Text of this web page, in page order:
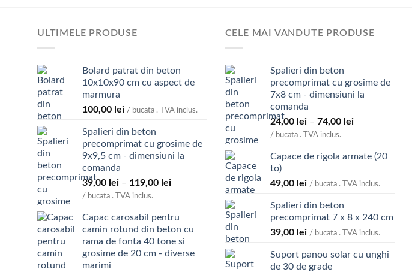
ULTIMELE PRODUSE
Bolard patrat din beton
10x10x90 cm cu aspect de
marmura
100,00 lei / bucata . TVA inclus.
Spalieri din beton
precomprimat cu grosime de
9x9,5 cm - dimensiuni la
comanda
39,00 lei – 119,00 leiInterval
39,00 lei
până
la
119,00 lei
/ bucata . TVA inclus.
Capac carosabil pentru
camin rotund din beton cu
rama de fonta 40 tone si
grosime de 20 cm - diverse
marimi
CELE MAI VANDUTE PRODUSE
Spalieri din beton
precomprimat cu grosime de
7x8 cm - dimensiuni la
comanda
24,00 lei – 74,00 leiInterval
24,00 lei
la
/ bucata . TVA inclus.
Capace de rigola armate (20
to)
49,00 lei / bucata . TVA inclus.
Spalieri din beton
precomprimat 7 x 8 x 240 cm
39,00 lei / bucata . TVA inclus.
Suport panou solar cu unghi
de 30 de grade